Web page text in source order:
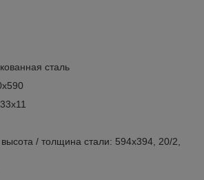
сталь
/ толщина стали: 594x394, 20/2,